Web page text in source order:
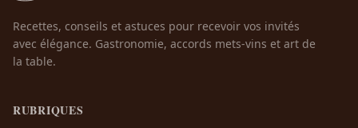
Recettes, conseils et astuces pour recevoir vos invités
avec élégance. Gastronomie, accords mets-vins et art de
la table.
RUBRIQUES